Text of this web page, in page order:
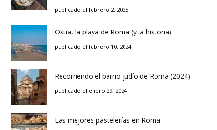
publicado el febrero 2, 2025
Ostia, la playa de Roma (y la historia)
publicado el febrero 10, 2024
Recorriendo el barrio judío de Roma (2024)
publicado el enero 29, 2024
Las mejores pastelerías en Roma